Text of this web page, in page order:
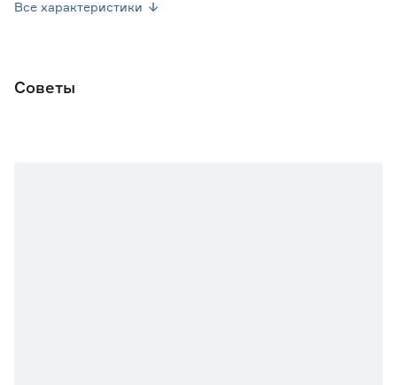
Все характеристики
Советы